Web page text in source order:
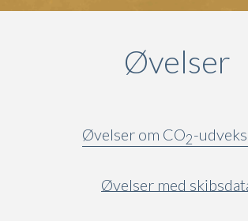
Øvelser
Øvelser om CO2-
Øvelser med